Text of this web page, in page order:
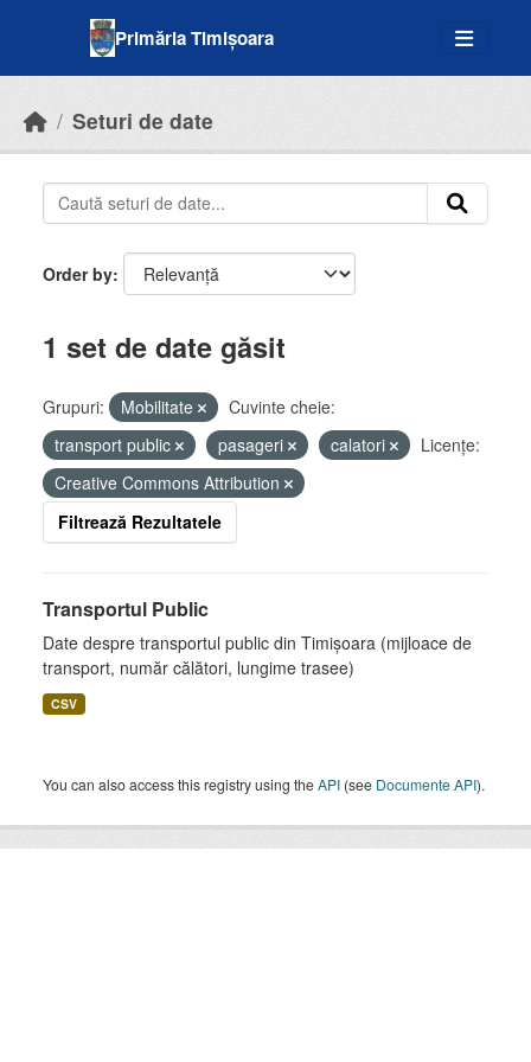
Primăria Timișoara
Seturi de date
Order by
1 set de date găsit
Grupuri: Mobilitate
Cuvinte cheie:
transport public
pasageri calatori
Licenţe:
Creative Commons Attribution
Filtrează Rezultatele
Transportul Public
Date despre transportul public din Timișoara (mijloace de
transport, număr călători, lungime trasee)
CSV
You can also access this registry using theAPI (see Documente API).